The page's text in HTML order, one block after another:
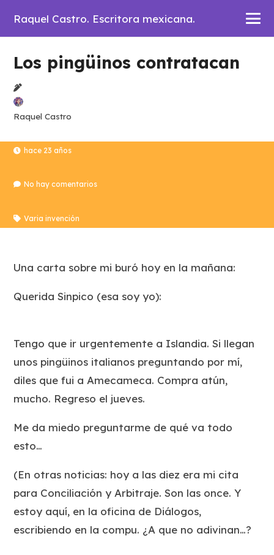
Raquel Castro. Escritora mexicana.
Los pingüinos contratacan
Raquel Castro
hace 23 años
No hay comentarios
Varia invención
Una carta sobre mi buró hoy en la mañana:
Querida Sinpico (esa soy yo):
Tengo que ir urgentemente a Islandia. Si llegan
unos pingüinos italianos preguntando por mí,
diles que fui a Amecameca. Compra atún,
mucho. Regreso el jueves.
Me da miedo preguntarme de qué va todo
esto…
(En otras noticias: hoy a las diez era mi cita
para Conciliación y Arbitraje. Son las once. Y
estoy aquí, en la oficina de Diálogos,
escribiendo en la compu. ¿A que no adivinan…?